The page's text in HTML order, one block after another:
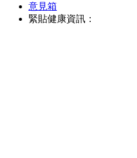
意見箱
緊貼健康資訊：